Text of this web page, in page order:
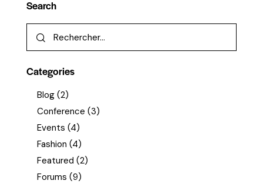
Search
Categories
Blog (2)
Conference (3)
Events (4)
Fashion (4)
Featured (2)
Forums (9)